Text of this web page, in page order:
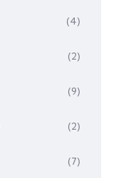
(4)
(2)
(9)
(2)
(7)